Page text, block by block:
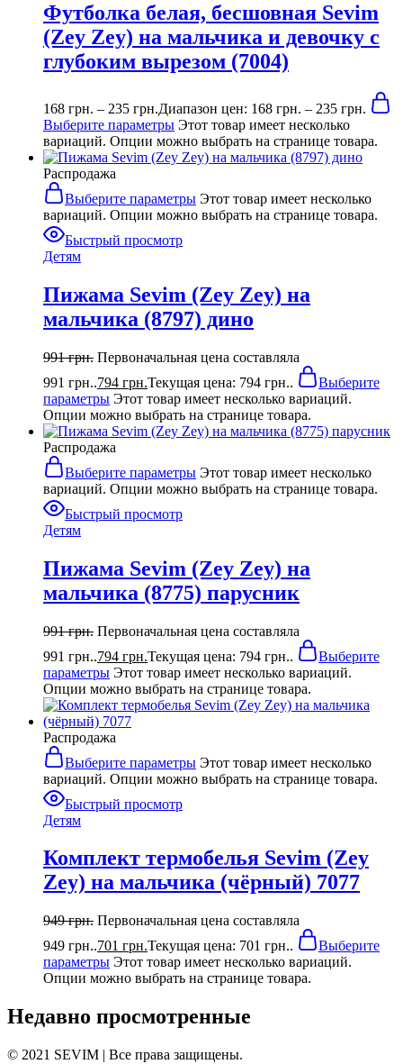
Футболка белая, бесшовная Sevim
(Zey Zey) на мальчика и девочку c
глубоким вырезом (7004)
168 грн. – 235 грн.Диапазон цен: 168 грн. – 235 грн.
Выберите параметры Этот товар имеет несколько
вариаций. Опции можно выбрать на странице товара.
Распродажа
Выберите параметры Этот товар имеет несколько
вариаций. Опции можно выбрать на странице товара.
Быстрый просмотр
Детям
Пижама Sevim (Zey Zey) на
мальчика (8797) дино
991грн. Первоначальная цена составляла
991 грн..794 грн.Текущая цена: 794 грн..
Выберите
параметры Этот товар имеет несколько вариаций.
Опции можно выбрать на странице товара.
Распродажа
Выберите параметры Этот товар имеет несколько
вариаций. Опции можно выбрать на странице товара.
Быстрый просмотр
Детям
Пижама Sevim (Zey Zey) на
мальчика (8775) парусник
991грн. Первоначальная цена составляла
991 грн..794 грн.Текущая цена: 794 грн..
Выберите
параметры Этот товар имеет несколько вариаций.
Опции можно выбрать на странице товара.
Распродажа
Выберите параметры Этот товар имеет несколько
вариаций. Опции можно выбрать на странице товара.
Быстрый просмотр
Детям
Комплект термобелья Sevim (Zey
Zey) на мальчика (чёрный) 7077
949грн. Первоначальная цена составляла
949 грн..701 грн.Текущая цена: 701 грн..
Выберите
параметры Этот товар имеет несколько вариаций.
Опции можно выбрать на странице товара.
Недавно просмотренные
© 2021 SEVIM | Все права защищены.